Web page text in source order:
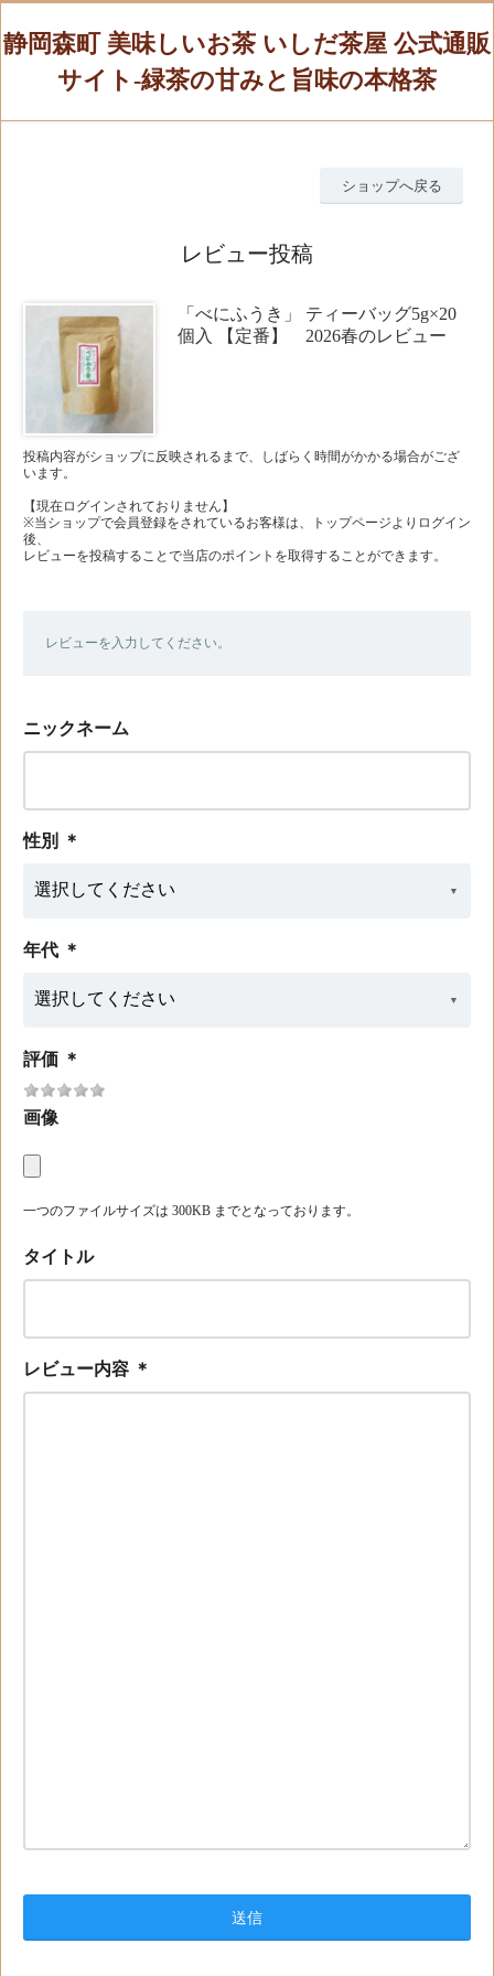
静岡森町 美味しいお茶 いしだ茶屋 公式通販
サイト-緑茶の甘みと旨味の本格茶
ショップへ戻る
レビュー投稿
「べにふうき」 ティーバッグ5g×20
個入 【定番】 2026春のレビュー
投稿内容がショップに反映されるまで、しばらく時間がかかる場合がござ
います。
【現在ログインされておりません】
※当ショップで会員登録をされているお客様は、トップページよりログイン
後、
レビューを投稿することで当店のポイントを取得することができます。
レビューを入力してください。
ニックネーム
性別 ＊
年代 ＊
評価 ＊
画像
一つのファイルサイズは 300KB までとなっております。
タイトル
レビュー内容 ＊